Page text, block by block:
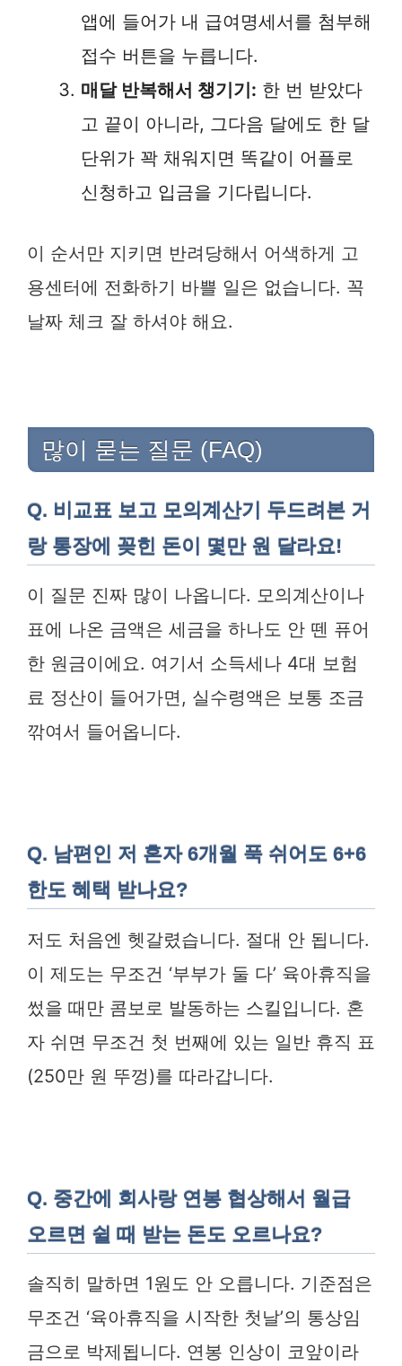
앱에 들어가 내 급여명세서를 첨부해
접수 버튼을 누릅니다.
매달 반복해서 챙기기: 한 번 받았다
고 끝이 아니라, 그다음 달에도 한 달
단위가 꽉 채워지면 똑같이 어플로
신청하고 입금을 기다립니다.
이 순서만 지키면 반려당해서 어색하게 고
용센터에 전화하기 바쁠 일은 없습니다. 꼭
날짜 체크 잘 하셔야 해요.
많이 묻는 질문 (FAQ)
Q. 비교표 보고 모의계산기 두드려본 거
랑 통장에 꽂힌 돈이 몇만 원 달라요!
이 질문 진짜 많이 나옵니다. 모의계산이나
표에 나온 금액은 세금을 하나도 안 뗀 퓨어
한 원금이에요. 여기서 소득세나 4대 보험
료 정산이 들어가면, 실수령액은 보통 조금
깎여서 들어옵니다.
Q. 남편인 저 혼자 6개월 푹 쉬어도 6+6
한도 혜택 받나요?
저도 처음엔 헷갈렸습니다. 절대 안 됩니다.
이 제도는 무조건 ‘부부가 둘 다’ 육아휴직을
썼을 때만 콤보로 발동하는 스킬입니다. 혼
자 쉬면 무조건 첫 번째에 있는 일반 휴직 표
(250만 원 뚜껑)를 따라갑니다.
Q. 중간에 회사랑 연봉 협상해서 월급
오르면 쉴 때 받는 돈도 오르나요?
솔직히 말하면 1원도 안 오릅니다. 기준점은
무조건 ‘육아휴직을 시작한 첫날’의 통상임
금으로 박제됩니다. 연봉 인상이 코앞이라